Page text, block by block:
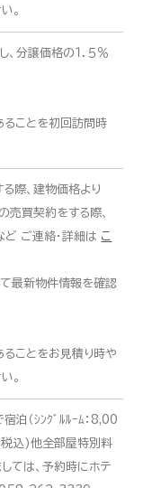
。
分譲価格の１．５％
ことを初回訪問時
際、建物価格より
売買契約をする際、
ご連絡・詳細は こ
て最新物件情報を確認
ことをお見積り時や
。
泊（ｼﾝｸﾞﾙﾙｰﾑ：8,00
込)他全部屋特別料
ては、予約時にホテ